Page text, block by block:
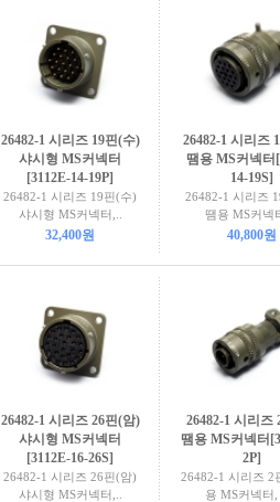
26482-1 시리즈 19핀(수)
샤시형 MS커넥터
[3112E-14-19P]
26482-1 시리즈 19핀(수)
샤시형 MS커넥터,..
32,400원
26482-1 시리즈
땜용 MS커넥터
14-19S]
26482-1 시리즈
땜용 MS커넥
40,800원
26482-1 시리즈 26핀(암)
샤시형 MS커넥터
[3112E-16-26S]
26482-1 시리즈 26핀(암)
샤시형 MS커넥터,..
26482-1 시리즈
땜용 MS커넥터
2P]
26482-1 시리즈 2
용 MS커넥터,